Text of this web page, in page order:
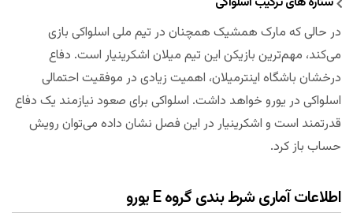
در حالی که مارک همشیک همچنان در تیم ملی اسلواکی بازی
می‌کند، مهم‌ترین بازیکن این تیم میلان اشکرینیار است. دفاع
درخشان باشگاه اینترمیلان، اهمیت زیادی در موفقیت احتمالی
اسلواکی در یورو خواهد داشت. اسلواکی برای صعود نیازمند یک دفاع
قدرتمند است و اشکرینیار در این فصل نشان داده می‌توان رویش
حساب باز کرد.
اطلاعات آماری شرط بندی گروه E یورو